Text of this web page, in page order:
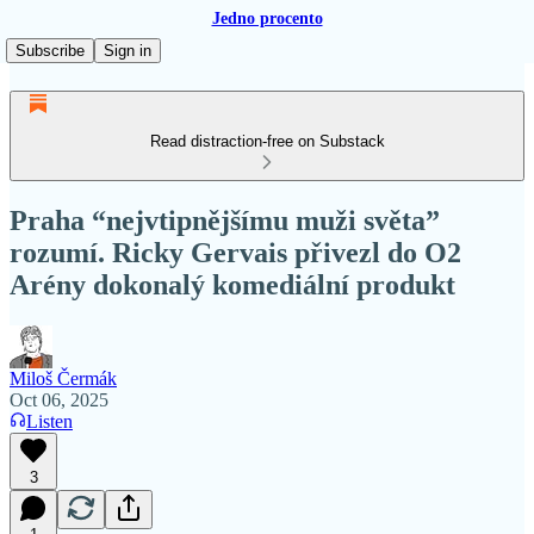
Jedno procento
Subscribe
Sign in
Read distraction-free on Substack
Praha “nejvtipnějšímu muži světa”
rozumí. Ricky Gervais přivezl do O2
Arény dokonalý komediální produkt
Miloš Čermák
Oct 06, 2025
Listen
3